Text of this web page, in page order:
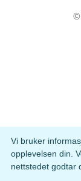
©
Vi bruker
opplevelsen din.
nettstedet godtar